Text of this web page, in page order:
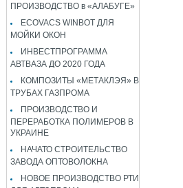
ПРОИЗВОДСТВО в «АЛАБУГЕ»
ECOVACS WINBOT ДЛЯ
МОЙКИ ОКОН
ИНВЕСТПРОГРАММА
АВТВАЗА ДО 2020 ГОДА
КОМПОЗИТЫ «МЕТАКЛЭЯ» В
ТРУБАХ ГАЗПРОМА
ПРОИЗВОДСТВО И
ПЕРЕРАБОТКА ПОЛИМЕРОВ В
УКРАИНЕ
НАЧАТО СТРОИТЕЛЬСТВО
ЗАВОДА ОПТОВОЛОКНА
НОВОЕ ПРОИЗВОДСТВО РТИ